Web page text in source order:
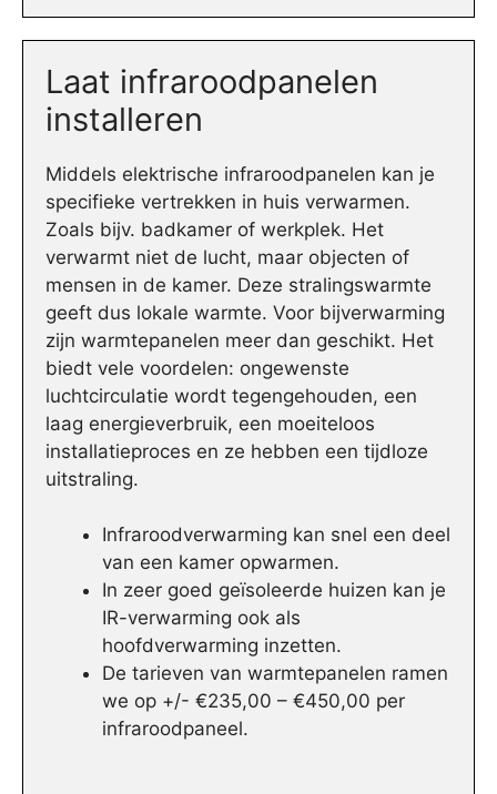
Laat infraroodpanelen
installeren
Middels elektrische infraroodpanelen kan je
specifieke vertrekken in huis verwarmen.
Zoals bijv. badkamer of werkplek. Het
verwarmt niet de lucht, maar objecten of
mensen in de kamer. Deze stralingswarmte
geeft dus lokale warmte. Voor bijverwarming
zijn warmtepanelen meer dan geschikt. Het
biedt vele voordelen: ongewenste
luchtcirculatie wordt tegengehouden, een
laag energieverbruik, een moeiteloos
installatieproces en ze hebben een tijdloze
uitstraling.
Infraroodverwarming kan snel een deel
van een kamer opwarmen.
In zeer goed geïsoleerde huizen kan je
IR-verwarming ook als
hoofdverwarming inzetten.
De tarieven van warmtepanelen ramen
we op +/- €235,00 – €450,00 per
infraroodpaneel.